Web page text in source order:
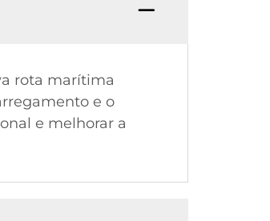
rota marítima
e o
e melhorar a